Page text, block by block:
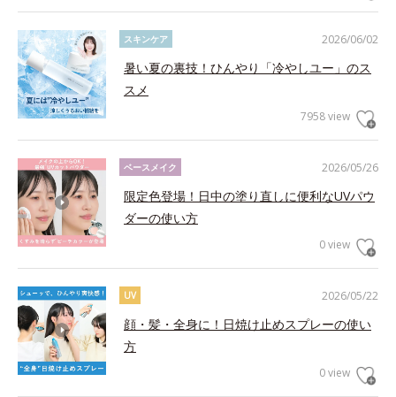
2026/06/02
スキンケア
暑い夏の裏技！ひんやり「冷やしユー」のス
スメ
7958 view
2026/05/26
ベースメイク
限定色登場！日中の塗り直しに便利なUVパウ
ダーの使い方
0 view
2026/05/22
UV
顔・髪・全身に！日焼け止めスプレーの使い
方
0 view